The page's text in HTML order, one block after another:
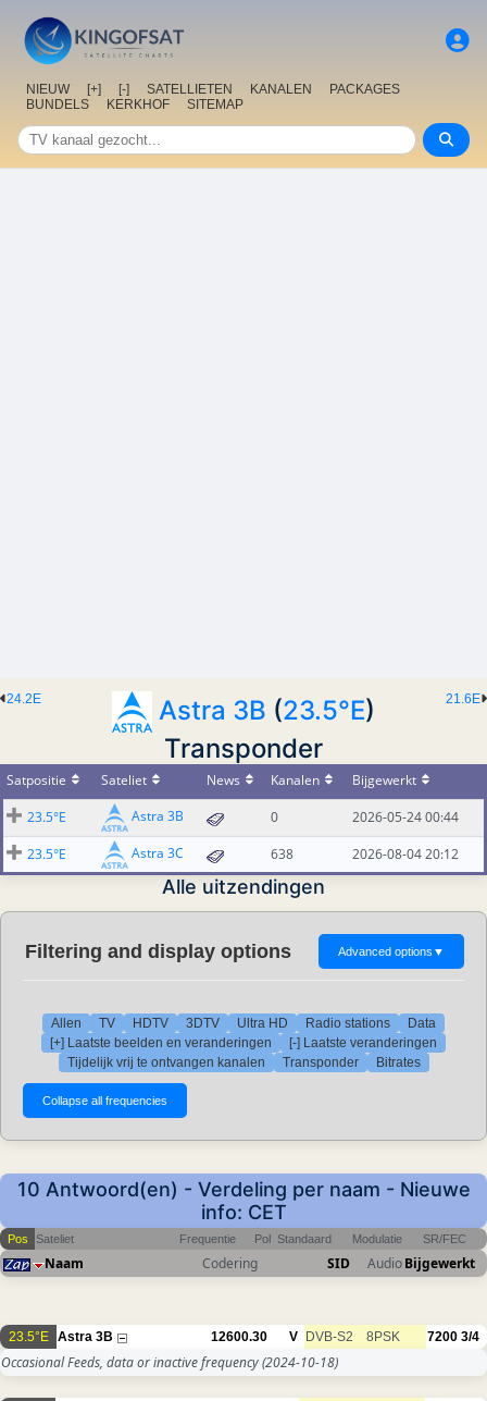
NIEUW [+] [-] SATELLIETEN KANALEN
PACKAGES
BUNDELS
KERKHOF SITEMAP
21.6E
24.2E Astra 3B (23.5°E)
Transponder
Satpositie Sateliet News Kanalen
Bijgewerkt
23.5°E
Astra 3B 0
2026-05-24 00:44
23.5°E
Astra 3C 638 2026-08-04 20:12
Alle uitzendingen
Filtering and display options Advanced options ▼
Allen TV HDTV 3DTV Ultra HD Radio stations
Data
[+] Laatste beelden en veranderingen
[-] Laatste veranderingen
Tijdelijk vrij te ontvangen kanalen
Transponder Bitrates
10 Antwoord(en) - Verdeling per naam - Nieuwe
info: CET
Pos Sateliet Frequentie Pol Standaard Modulatie SR/FEC
Naam Codering SID AudioBijgewerkt
23.5°E Astra 3B 12600.30 V DVB-S2 8PSK 7200 3/4
Occasional Feeds, data or inactive frequency(2024-10-18)